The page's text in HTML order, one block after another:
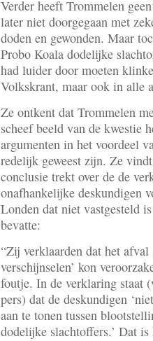
Verder heeft Trommelen
later niet doorgegaan met
doden en gewonden. Maar
Probo Koala dodelijke
had luider door moeten
Volkskrant, maar ook in alle
Ze ontkent dat Trommelen
scheef beeld van de kwestie
argumenten in het voordeel
redelijk geweest zijn. Ze
conclusie trekt over de de
onafhankelijke deskundigen
Londen dat niet vastgesteld
bevatte:
“Zij verklaarden dat het afval
verschijnselen’ kon
foutje. In de verklaring staat
pers) dat de deskundigen
aan te tonen tussen
dodelijke slachtoffers.’ Dat is